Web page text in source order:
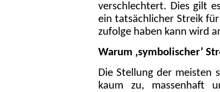
verschlechtert. Dies gilt
ein tatsächlicher Streik
zufolge haben kann wird
Warum ‚symbolischer’
Die Stellung der meisten
kaum zu, massenhaft